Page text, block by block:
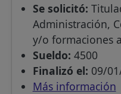
Se solicitó:
Administración,
y/o formaciones
Sueldo: 4500
Finalizó el: 09/
Más información